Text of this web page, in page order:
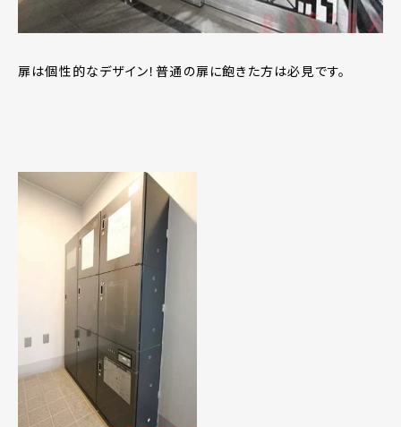
扉は個性的なデザイン！普通の扉に飽きた方は必見です。